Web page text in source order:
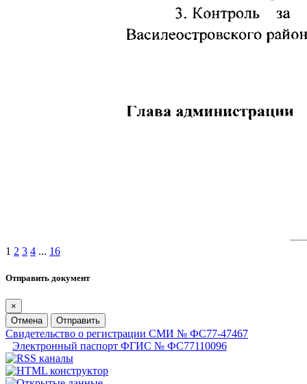
1 2 3 4 ... 16
Отправить документ
×
Отмена
Отправить
Свидетельство о регистрации СМИ № ФС77-47467
Электронный паспорт ФГИС № ФС77110096